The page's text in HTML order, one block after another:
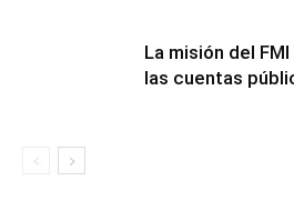
La misión del
las cuentas